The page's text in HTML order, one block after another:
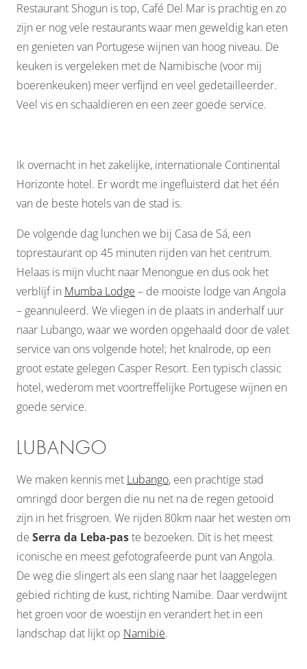
Restaurant Shogun is top, Café Del Mar is prachtig en zo
zijn er nog vele restaurants waar men geweldig kan eten
en genieten van Portugese wijnen van hoog niveau. De
keuken is vergeleken met de Namibische (voor mij
boerenkeuken) meer verfijnd en veel gedetailleerder.
Veel vis en schaaldieren en een zeer goede service.
Ik overnacht in het zakelijke, internationale Continental
Horizonte hotel. Er wordt me ingefluisterd dat het één
van de beste hotels van de stad is.
De volgende dag lunchen we bij Casa de Sá, een
toprestaurant op 45 minuten rijden van het centrum.
Helaas is mijn vlucht naar Menongue en dus ook het
verblijf in Mumba Lodge – de mooiste lodge van Angola
– geannuleerd. We vliegen in de plaats in anderhalf uur
naar Lubango, waar we worden opgehaald door de valet
service van ons volgende hotel; het knalrode, op een
groot estate gelegen Casper Resort. Een typisch classic
hotel, wederom met voortreffelijke Portugese wijnen en
goede service.
LUBANGO
We maken kennis met Lubango, een prachtige stad
omringd door bergen die nu net na de regen getooid
zijn in het frisgroen. We rijden 80km naar het westen om
de Serra da Leba-paste bezoeken. Dit is het meest
iconische en meest gefotografeerde punt van Angola.
De weg die slingert als een slang naar het laaggelegen
gebied richting de kust, richting Namibe. Daar verdwijnt
het groen voor de woestijn en verandert het in een
landschap dat lijkt op Namibië.